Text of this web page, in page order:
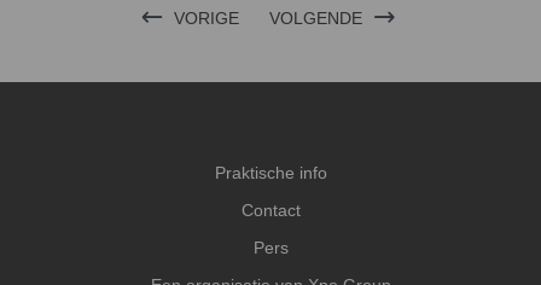
VORIGE VOLGENDE
Praktische info
Contact
Pers